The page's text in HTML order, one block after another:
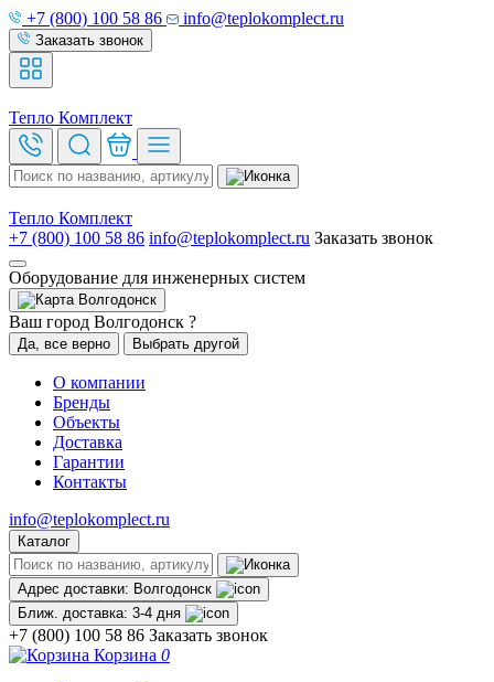
+7 (800) 100 58 86 info@teplokomplect.ru
Заказать звонок
Тепло Комплект
Тепло Комплект
+7 (800) 100 58 86 info@teplokomplect.ru Заказать звонок
Оборудование для инженерных систем
Волгодонск
Ваш город Волгодонск ?
Да, все верно Выбрать другой
О компании
Бренды
Объекты
Доставка
Гарантии
Контакты
info@teplokomplect.ru
Каталог
Адрес доставки: Волгодонск
Ближ. доставка: 3-4 дня
+7 (800) 100 58 86 Заказать звонок
Корзина 0